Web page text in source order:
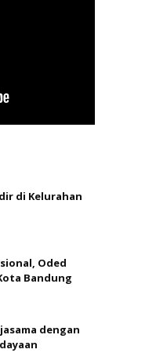
di Kelurahan
Oded
Bandung
dengan